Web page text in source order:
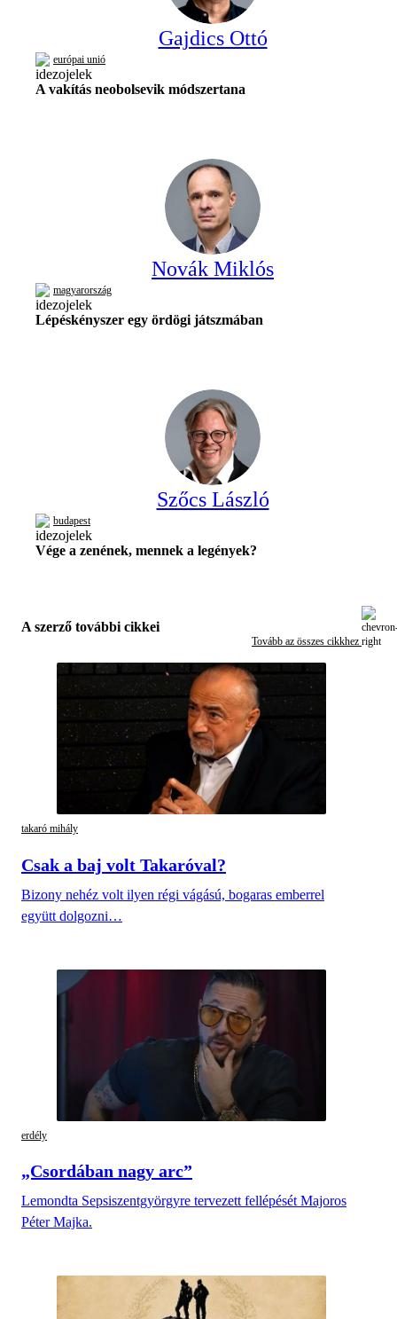
Gajdics Ottó
európai unió
A vakítás neobolsevik módszertana
Novák Miklós
magyarország
Lépéskényszer egy ördögi játszmában
Szőcs László
budapest
Vége a zenének, mennek a legények?
A szerző további cikkei
Tovább az összes cikkhez
takaró mihály
Csak a baj volt Takaróval?
Bizony nehéz volt ilyen régi vágású, bogaras emberrel
együtt dolgozni…
erdély
„Csordában nagy arc”
Lemondta Sepsiszentgyörgyre tervezett fellépését Majoros
Péter Majka.